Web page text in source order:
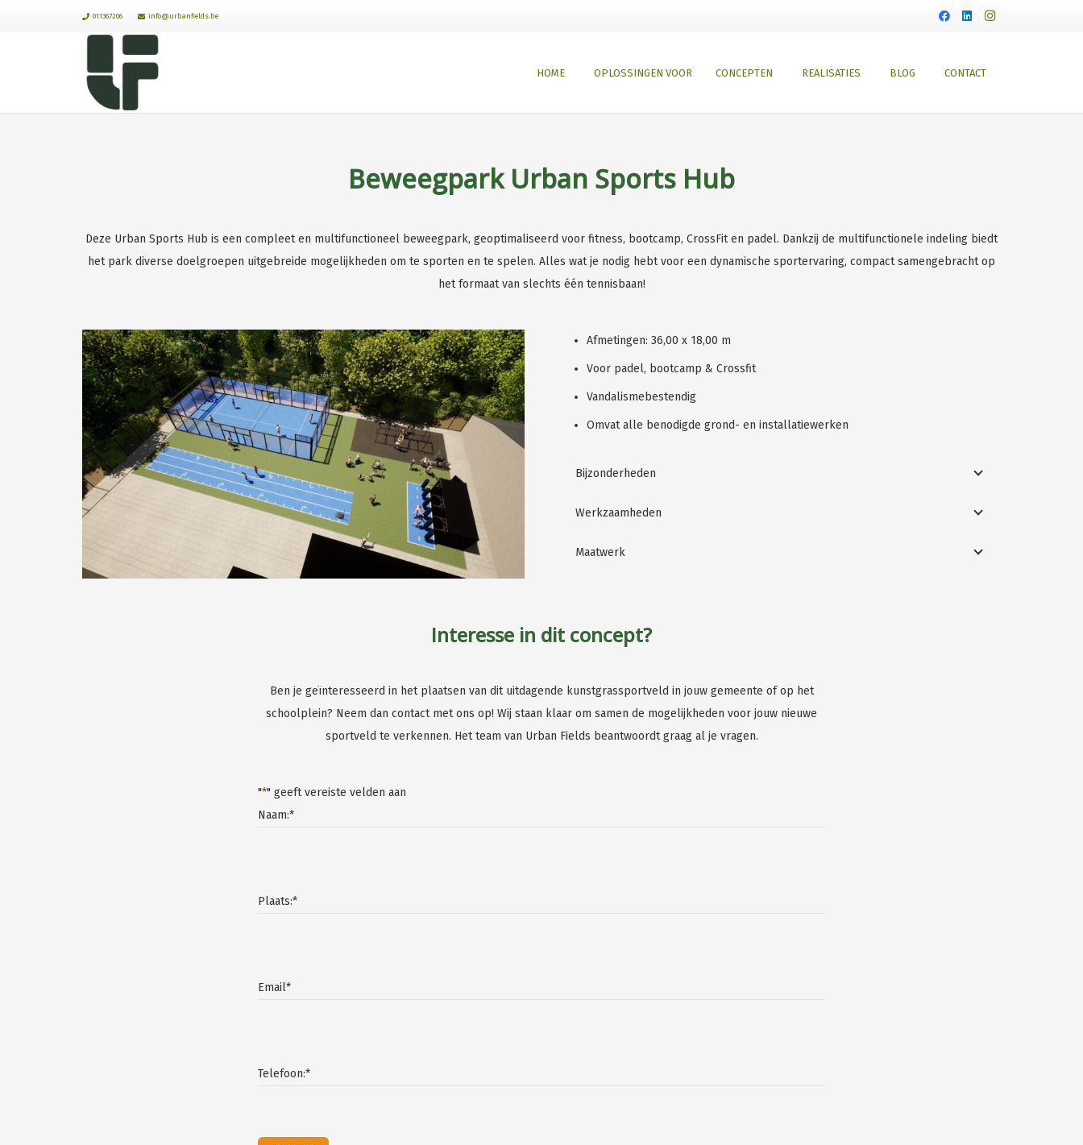
011367206 info@urbanfields.be
HOME OPLOSSINGEN VOOR CONCEPTEN REALISATIES BLOG CONTACT
Beweegpark Urban Sports Hub
Deze Urban Sports Hub is een compleet en multifunctioneel beweegpark, geoptimaliseerd voor fitness, bootcamp, CrossFit en padel. Dankzij de multifunctionele indeling biedt
het park diverse doelgroepen uitgebreide mogelijkheden om te sporten en te spelen. Alles wat je nodig hebt voor een dynamische sportervaring, compact samengebracht op
het formaat van slechts één tennisbaan!
Afmetingen: 36,00 x 18,00 m
Voor padel, bootcamp & Crossfit
Vandalismebestendig
Omvat alle benodigde grond- en installatiewerken
Bijzonderheden
Werkzaamheden
Maatwerk
Interesse in dit concept?
Ben je geïnteresseerd in het plaatsen van dit uitdagende kunstgrassportveld in jouw gemeente of op het
schoolplein? Neem dan contact met ons op! Wij staan klaar om samen de mogelijkheden voor jouw nieuwe
sportveld te verkennen. Het team van Urban Fields beantwoordt graag al je vragen.
"*" geeft vereiste velden aan
Naam:*
Plaats:*
Email*
Telefoon:*